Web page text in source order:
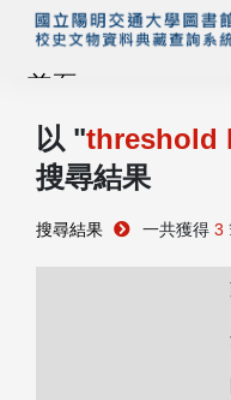
首頁
藏品查詢
校史館簡介
以 "threshold
搜尋結果
搜尋結果 一共獲得 3